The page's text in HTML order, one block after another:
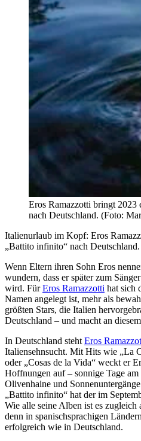
Eros Ramazzotti bringt
nach Deutschland. (Foto:
Italienurlaub im Kopf: Eros
„Battito infinito“ nach Deutschland.
Wenn Eltern ihren Sohn Eros
wundern, dass er später zum
wird. FürEros Ramazzotti hat sich
Namen angelegt ist, mehr als
größten Stars, die Italien
Deutschland – und macht an diesem
In Deutschland steht Eros
Italiensehnsucht. Mit Hits wie „La
oder „Cosas de la Vida“ weckt er
Hoffnungen auf – sonnige Tage
Olivenhaine und
„Battito infinito“ hat der im
Wie alle seine Alben ist es zugleich
denn in spanischsprachigen
erfolgreich wie in Deutschland.